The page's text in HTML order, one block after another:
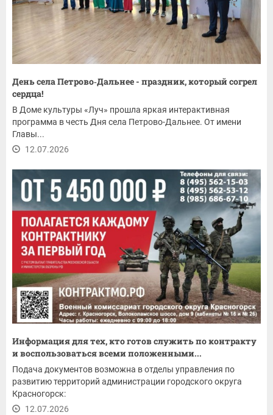
День села Петрово‑Дальнее - праздник, который согрел
сердца!
В Доме культуры «Луч» прошла яркая интерактивная
программа в честь Дня села Петрово-Дальнее. От имени
Главы...
12.07.2026
Информация для тех, кто готов служить по контракту
и воспользоваться всеми положенными...
Подача документов возможна в отделы управления по
развитию территорий администрации городского округа
Красногорск:
12.07.2026